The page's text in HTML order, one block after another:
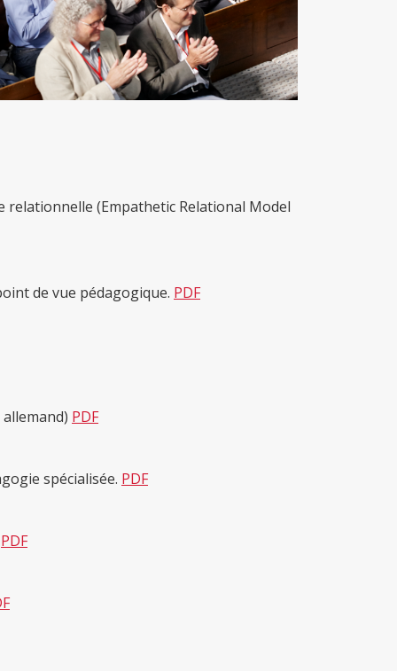
relationnelle (Empathetic Relational Model
de vue pédagogique. PDF
PDF
spécialisée. PDF
PDF